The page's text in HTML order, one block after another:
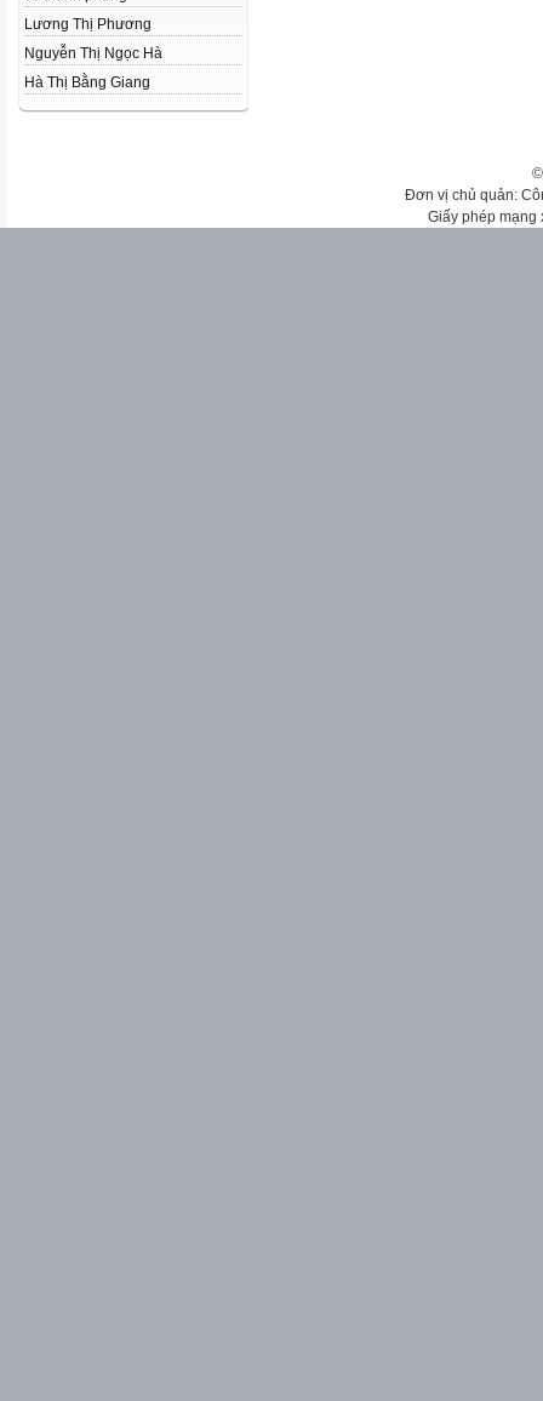
Lương Thị Phương
Nguyễn Thị Ngọc Hà
Hà Thị Bằng Giang
Đơn vị chủ quản:
Giấy phép mạng